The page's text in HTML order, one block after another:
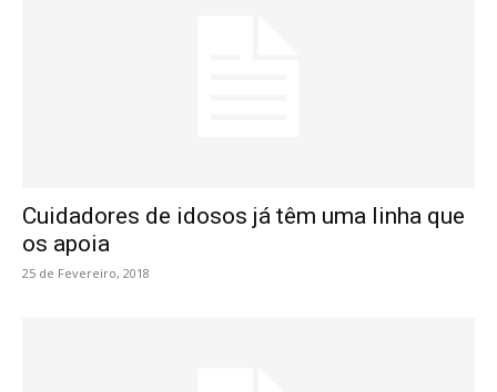
Cuidadores de idosos já têm uma linha que
os apoia
25 de Fevereiro, 2018